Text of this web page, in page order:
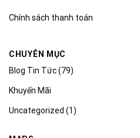
Chính sách thanh toán
CHUYÊN MỤC
Blog Tin Tức(79)
Khuyến Mãi
Uncategorized (1)